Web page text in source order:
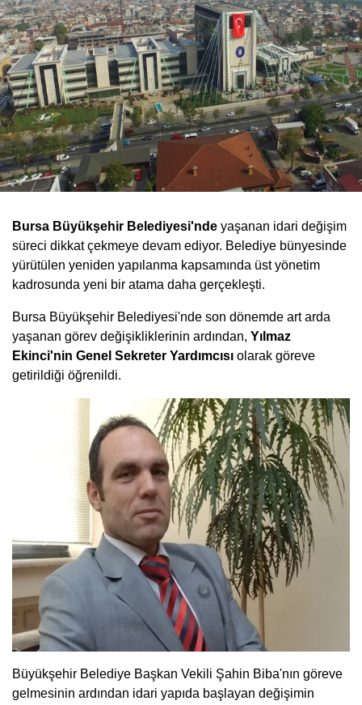
Bursa Büyükşehir Belediyesi'nde yaşanan idari değişim
süreci dikkat çekmeye devam ediyor. Belediye bünyesinde
yürütülen yeniden yapılanma kapsamında üst yönetim
kadrosunda yeni bir atama daha gerçekleşti.
Bursa Büyükşehir Belediyesi'nde son dönemde art arda
yaşanan görev değişikliklerinin ardından, Yılmaz
Ekinci'nin Genel Sekreter Yardımcısı olarak göreve
getirildiği öğrenildi.
Büyükşehir Belediye Başkan Vekili Şahin Biba'nın göreve
gelmesinin ardından idari yapıda başlayan değişimin